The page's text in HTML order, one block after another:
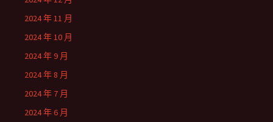
2024 年 11 月
2024 年 10 月
2024 年 9 月
2024 年 8 月
2024 年 7 月
2024 年 6 月